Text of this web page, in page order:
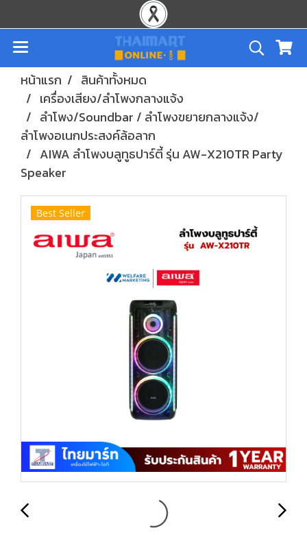
หน้าแรก
สินค้าทั้งหมด
เครื่องเสียง/ลำโพงกลางแจ้ง
ลำโพง/Soundbar / ลำโพงขยายกลางแจ้ง/
ลำโพงอเนกประสงค์ล้อลาก
AIWA ลำโพงบลูทูธปาร์ตี้ รุ่น AW-X210TR Party
Speaker
Best Seller